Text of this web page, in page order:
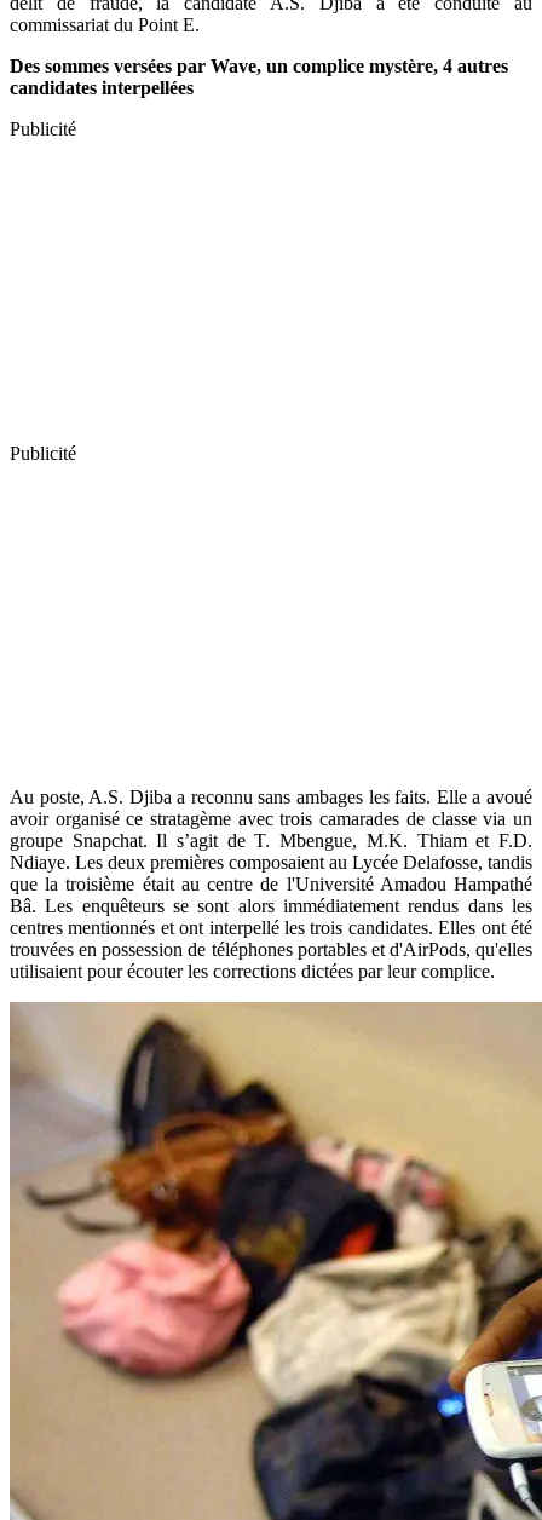
commissariat du Point E.
Des sommes versées par Wave, un complice mystère, 4 autres
candidates interpellées
Publicité
Publicité
Au poste, A.S. Djiba a reconnu sans ambages les faits. Elle a avoué
avoir organisé ce stratagème avec trois camarades de classe via un
groupe Snapchat. Il s’agit de T. Mbengue, M.K. Thiam et F.D.
Ndiaye. Les deux premières composaient au Lycée Delafosse, tandis
que la troisième était au centre de l'Université Amadou Hampathé
Bâ. Les enquêteurs se sont alors immédiatement rendus dans les
centres mentionnés et ont interpellé les trois candidates. Elles ont été
trouvées en possession de téléphones portables et d'AirPods, qu'elles
utilisaient pour écouter les corrections dictées par leur complice.